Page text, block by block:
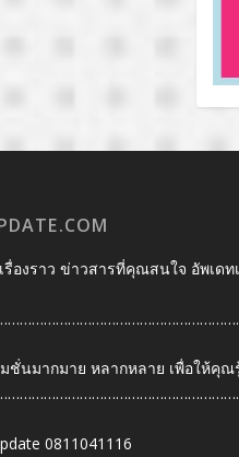
รื่องราว ข่าวสารที่คุณสนใจ อัพเดท
ชั่นมากมาย หลากหลาย เพื่อให้คุณ
0811041116